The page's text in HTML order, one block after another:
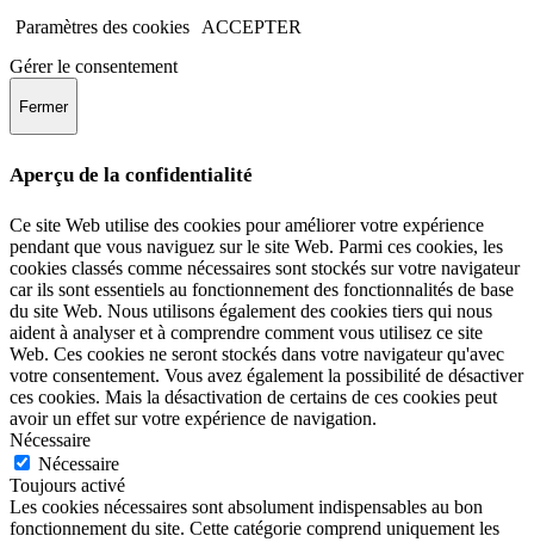
Paramètres des cookies
ACCEPTER
Gérer le consentement
Fermer
Aperçu de la confidentialité
Ce site Web utilise des cookies pour améliorer votre expérience
pendant que vous naviguez sur le site Web. Parmi ces cookies, les
cookies classés comme nécessaires sont stockés sur votre navigateur
car ils sont essentiels au fonctionnement des fonctionnalités de base
du site Web. Nous utilisons également des cookies tiers qui nous
aident à analyser et à comprendre comment vous utilisez ce site
Web. Ces cookies ne seront stockés dans votre navigateur qu'avec
votre consentement. Vous avez également la possibilité de désactiver
ces cookies. Mais la désactivation de certains de ces cookies peut
avoir un effet sur votre expérience de navigation.
Nécessaire
Nécessaire
Toujours activé
Les cookies nécessaires sont absolument indispensables au bon
fonctionnement du site. Cette catégorie comprend uniquement les